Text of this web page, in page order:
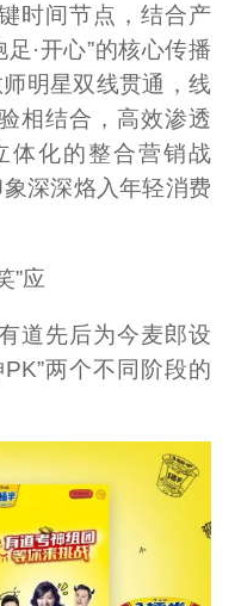
时间节点，结合产
·开心”的核心传播
明星双线贯通，线
相结合，高效渗透
体化的整合营销战
深深烙入年轻消费
”应
道先后为今麦郎设
两个不同阶段的